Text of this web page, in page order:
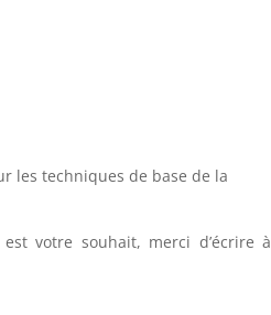
les techniques de base de la
votre souhait, merci d’écrire à